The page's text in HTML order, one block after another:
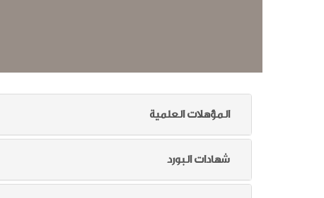
المؤهلات العلمية
شهادات البورد